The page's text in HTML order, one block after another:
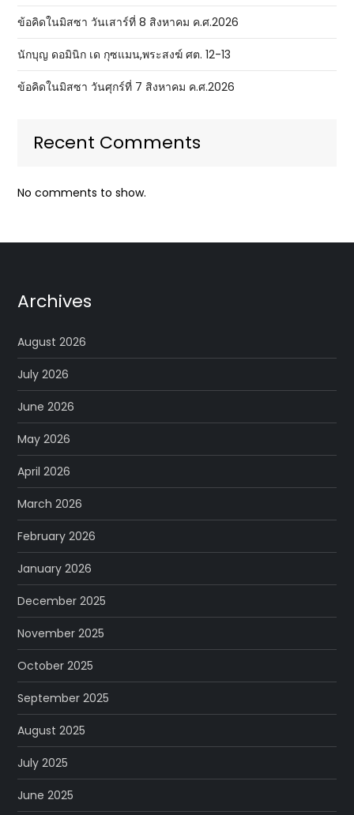
ข้อคิดในมิสซา วันเสาร์ที่ 8 สิงหาคม ค.ศ.2026
นักบุญ ดอมินิก เด กุซแมน,พระสงฆ์ ศต. 12-13
ข้อคิดในมิสซา วันศุกร์ที่ 7 สิงหาคม ค.ศ.2026
Recent Comments
No comments to show.
Archives
August 2026
July 2026
June 2026
May 2026
April 2026
March 2026
February 2026
January 2026
December 2025
November 2025
October 2025
September 2025
August 2025
July 2025
June 2025